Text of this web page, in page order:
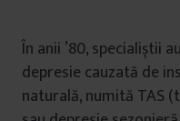
În anii ’80, specialiștii
depresie cauzată de
naturală, numită TAS